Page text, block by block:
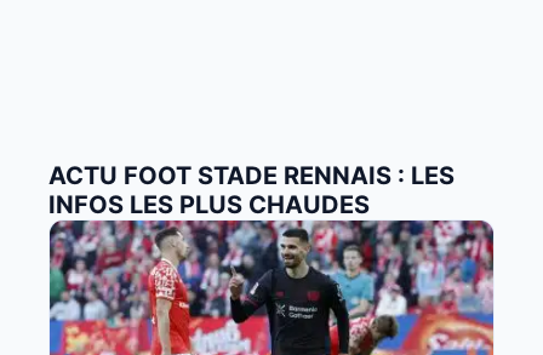
ACTU FOOT STADE RENNAIS : LES
INFOS LES PLUS CHAUDES